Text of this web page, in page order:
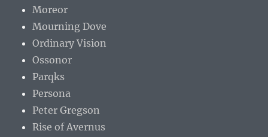
Moreor
Mourning Dove
Ordinary Vision
Ossonor
Parqks
Persona
Peter Gregson
Rise of Avernus